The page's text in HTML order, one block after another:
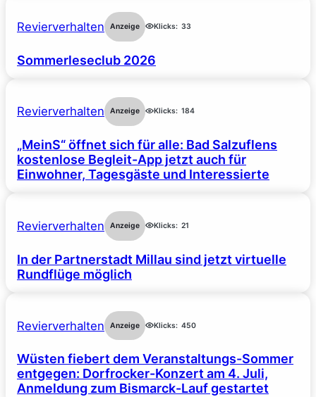
Revierverhalten Anzeige Klicks: 33
Sommerleseclub 2026
Revierverhalten Anzeige Klicks: 184
„MeinS“ öffnet sich für alle: Bad Salzuflens
kostenlose Begleit-App jetzt auch für
Einwohner, Tagesgäste und Interessierte
Revierverhalten Anzeige Klicks: 21
In der Partnerstadt Millau sind jetzt virtuelle
Rundflüge möglich
Revierverhalten Anzeige Klicks: 450
Wüsten fiebert dem Veranstaltungs-Sommer
entgegen: Dorfrocker-Konzert am 4. Juli,
Anmeldung zum Bismarck-Lauf gestartet